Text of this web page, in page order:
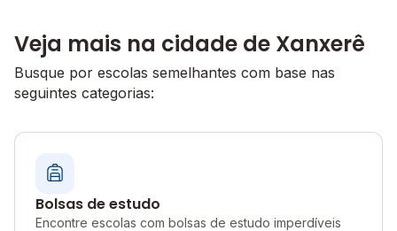
Veja mais na cidade de Xanxerê
Busque por escolas semelhantes com base nas
seguintes categorias:
Bolsas de estudo
Encontre escolas com bolsas de estudo imperdíveis